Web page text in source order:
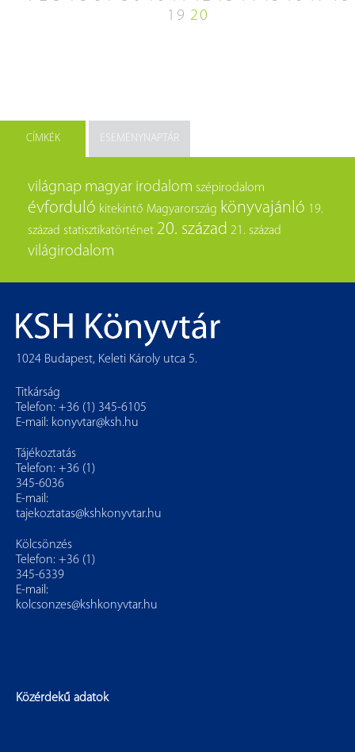
19 20
CÍMKÉK ESEMÉNYNAPTÁR
világnap magyar irodalom szépirodalom
évforduló kitekintő Magyarország könyvajánló 19.
század statisztikatörténet 20. század 21. század
világirodalom
1024 Budapest, Keleti Károly utca 5.
Titkárság
Telefon: +36 (1) 345-6105
E-mail: konyvtar@ksh.hu
Tájékoztatás
Telefon: +36 (1)
345-6036
E-mail:
tajekoztatas@kshkonyvtar.hu
Kölcsönzés
Telefon: +36 (1)
345-6339
E-mail:
kolcsonzes@kshkonyvtar.hu
Közérdekű adatok